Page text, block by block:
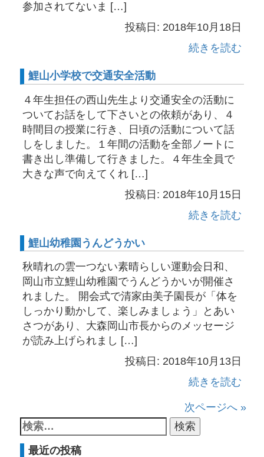
参加されてないま […]
投稿日: 2018年10月18日
続きを読む
鯉山小学校で交通安全活動
４年生担任の西山先生より交通安全の活動に
ついてお話をして下さいとの依頼があり、４
時間目の授業に行き、日頃の活動について話
しをしました。１年間の活動を全部ノートに
書き出し準備して行きました。４年生全員で
大きな声で向えてくれ […]
投稿日: 2018年10月15日
続きを読む
鯉山幼稚園うんどうかい
秋晴れの雲一つない素晴らしい運動会日和、
岡山市立鯉山幼稚園でうんどうかいが開催さ
れました。 開会式で清家由美子園長が「体を
しっかり動かして、楽しみましょう」とあい
さつがあり、大森岡山市長からのメッセージ
が読み上げられまし […]
投稿日: 2018年10月13日
続きを読む
次ページへ »
最近の投稿